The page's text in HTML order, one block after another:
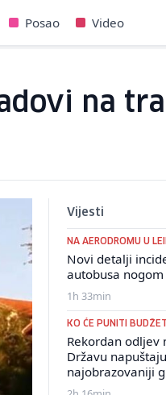
Posao Video
na
Vijesti
NA AERODROMU U
Novi detalji
autobusa
1h 33min
KO ĆE PUNITI BUDŽET
Rekordan odljev
Državu
najobrazovaniji